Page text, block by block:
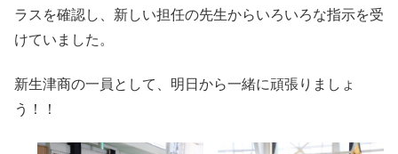
ラスを確認し、新しい担任の先生からいろいろな指示を受
けていました。
新生津商の一員として、明日から一緒に頑張りましょ
う！！